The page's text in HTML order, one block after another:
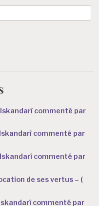
Iskandarî commenté par
Iskandarî commenté par
Iskandarî commenté par
de ses vertus – (
commenté par